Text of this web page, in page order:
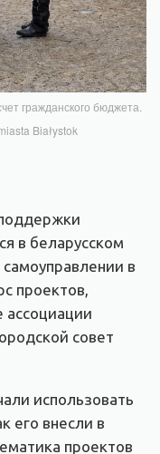
гражданского бюджета.
Białystok
в беларусском
в
проектов,
ассоциации
совет
использовать
его внесли в
проектов